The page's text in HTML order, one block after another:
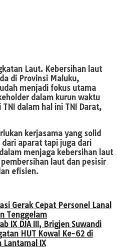
Laut. Kebersihan laut
di Provinsi Maluku,
menjadi fokus utama
dalam kurun waktu
dalam hal ini TNI Darat,
kerjasama yang solid
dari aparat tapi juga dari
menjaga kebersihan laut
laut dan pesisir
efisien.
Gerak Cepat Personel Lanal
Tenggelam
IX DJA III, Brigjen Suwandi
HUT Kowal Ke-62 di
Lantamal IX